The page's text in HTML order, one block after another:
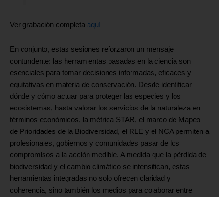
Ver grabación completa aquí
En conjunto, estas sesiones reforzaron un mensaje
contundente: las herramientas basadas en la ciencia son
esenciales para tomar decisiones informadas, eficaces y
equitativas en materia de conservación. Desde identificar
dónde y cómo actuar para proteger las especies y los
ecosistemas, hasta valorar los servicios de la naturaleza en
términos económicos, la métrica STAR, el marco de Mapeo
de Prioridades de la Biodiversidad, el RLE y el NCA permiten a
profesionales, gobiernos y comunidades pasar de los
compromisos a la acción medible. A medida que la pérdida de
biodiversidad y el cambio climático se intensifican, estas
herramientas integradas no solo ofrecen claridad y
coherencia, sino también los medios para colaborar entre